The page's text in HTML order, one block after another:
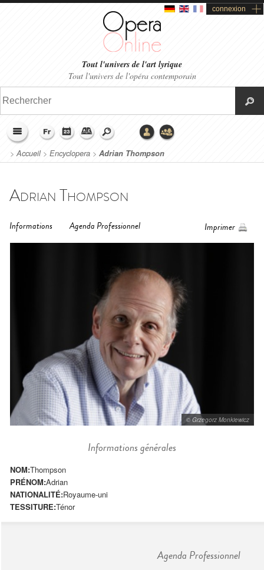
connexion
Tout l'univers de l'art lyrique
Tout l'univers de l'opéra contemporain
>Accueil> Encyclopera > Adrian Thompson
Adrian Thompson
Informations Agenda Professionnel Imprimer
© Grzegorz Monkiewicz
Informations générales
NOM:Thompson
PRÉNOM:Adrian
NATIONALITÉ:Royaume-uni
TESSITURE:Ténor
Agenda Professionnel